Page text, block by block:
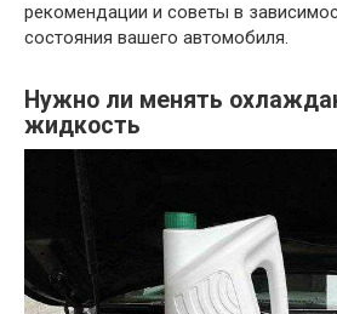
рекомендации и советы в
состояния вашего автомобиля.
Нужно ли менять
жидкость